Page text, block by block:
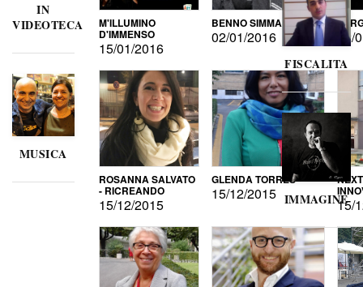
IN
VIDEOTECA
MUSICA
M'ILLUMINO
D'IMMENSO
15/01/2016
BENNO SIMMA
02/01/2016
ROSANNA SALVATO
- RICREANDO
15/12/2015
GLENDA TORRES
15/12/2015
15/
FISCALITA
IMMAGINE